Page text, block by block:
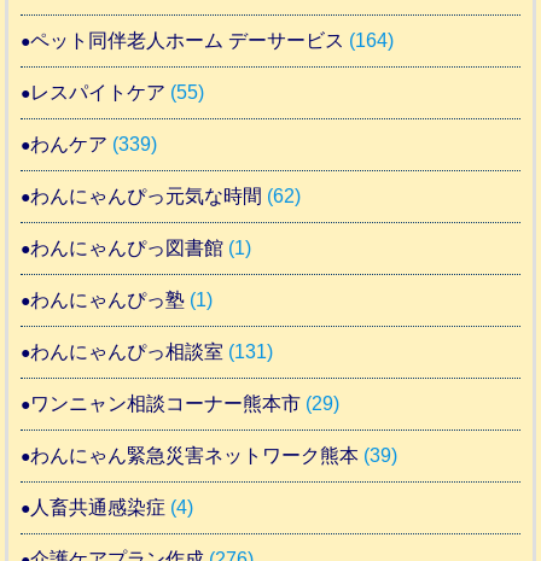
ペット同伴老人ホーム デーサービス (164)
レスパイトケア (55)
わんケア (339)
わんにゃんぴっ元気な時間 (62)
わんにゃんぴっ図書館 (1)
わんにゃんぴっ塾 (1)
わんにゃんぴっ相談室 (131)
ワンニャン相談コーナー熊本市 (29)
わんにゃん緊急災害ネットワーク熊本 (39)
人畜共通感染症 (4)